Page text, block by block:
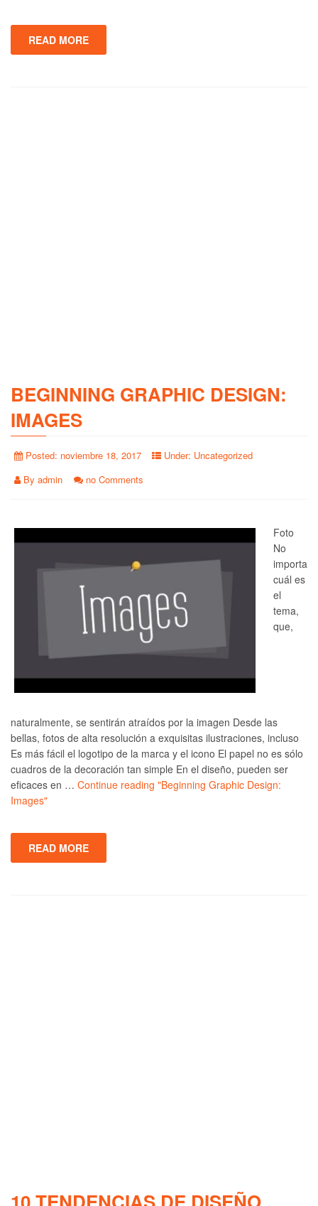
READ MORE
BEGINNING GRAPHIC DESIGN:
IMAGES
Posted: noviembre 18, 2017 Under: Uncategorized
By admin no Comments
Foto
No
importa
cuál es
el
tema,
que,
naturalmente, se sentirán atraídos por la imagen Desde las
bellas, fotos de alta resolución a exquisitas ilustraciones, incluso
Es más fácil el logotipo de la marca y el icono El papel no es sólo
cuadros de la decoración tan simple En el diseño, pueden ser
eficaces en … Continue reading "Beginning Graphic Design:
Images"
READ MORE